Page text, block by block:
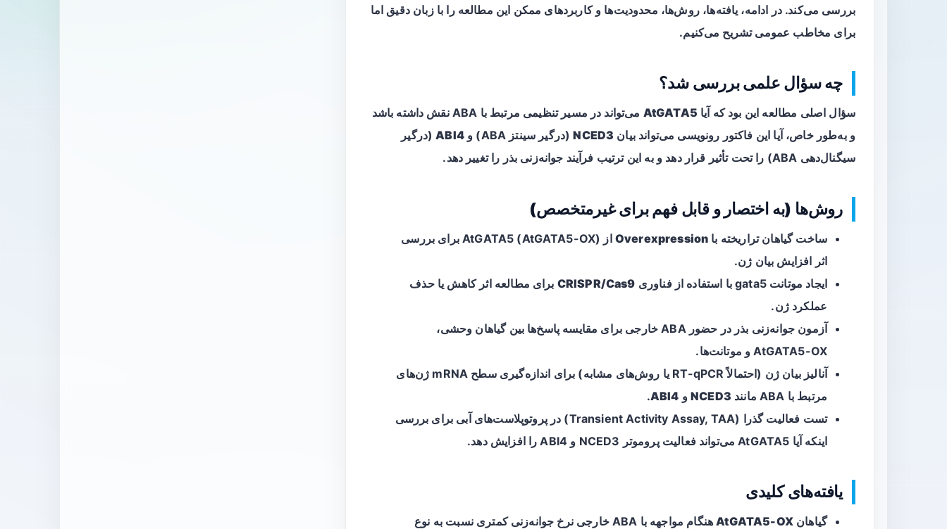
بررسی می‌کند. در ادامه، یافته‌ها، روش‌ها، محدودیت‌ها و کاربردهای ممکن این مطالعه را با زبان دقیق اما
برای مخاطب عمومی تشریح می‌کنیم.
چه سؤال علمی بررسی شد؟
سؤال اصلی مطالعه این بود که آیا AtGATA5
می‌تواند در مسیر تنظیمی مرتبط با ABA نقش داشته باشد
و به‌طور خاص، آیا این فاکتور رونویسی می‌تواند بیان NCED3(درگیر سینتز ABA) و ABI4(درگیر
سیگنال‌دهی ABA) را تحت تأثیر قرار دهد و به این ترتیب فرآیند جوانه‌زنی بذر را تغییر دهد.
روش‌ها (به اختصار و قابل فهم برای غیرمتخصص)
ساخت گیاهان تراریخته با Overexpression
از AtGATA5 (AtGATA5-OX) برای بررسی
اثر افزایش بیان ژن.
ایجاد موتانت gata5 با استفاده از فناوری
CRISPR/Cas9 برای مطالعه اثر کاهش یا حذف
عملکرد ژن.
آزمون جوانه‌زنی بذر در حضور ABA خارجی برای مقایسه پاسخ‌ها بین گیاهان وحشی،
AtGATA5-OX و موتانت‌ها.
آنالیز بیان ژن (احتمالاً RT-qPCR یا روش‌های مشابه) برای اندازه‌گیری سطح mRNA ژن‌های
مرتبط با ABA مانند
NCED3و ABI4
.
تست فعالیت گذرا (Transient Activity Assay, TAA) در پروتوپلاست‌های آبی برای بررسی
اینکه آیا AtGATA5 می‌تواند فعالیت پروموتر NCED3 و ABI4 را افزایش دهد.
یافته‌های کلیدی
گیاهانAtGATA5-OX
هنگام مواجهه با ABA خارجی نرخ جوانه‌زنی کمتری نسبت به نوع